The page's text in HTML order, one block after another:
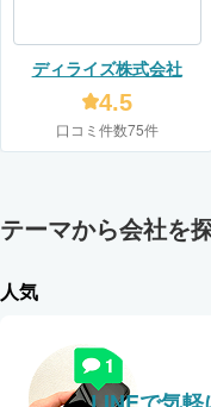
ディライズ株式会社
4.5
口コミ件数75件
テーマから会社を
人気